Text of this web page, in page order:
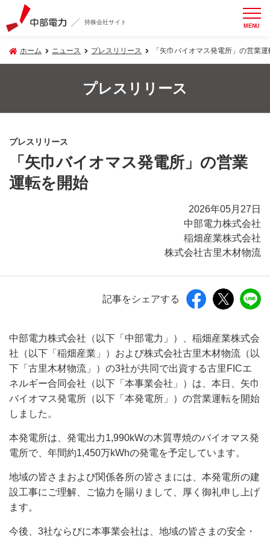
持株会社サイト MENU
ホーム ニュース プレスリリース 「矢巾バイオマス発電所」の営業
プレスリリース
プレスリリース
「矢巾バイオマス発電所」の営業
運転を開始
2026年05月27日
中部電力株式会社
稲畑産業株式会社
株式会社古里木材物流
記事をシェアする
中部電力株式会社（以下「中部電力」）、稲畑産業株式会
社（以下「稲畑産業」）および株式会社古里木材物流（以
下「古里木材物流」）の3社が共同で出資する古里FICエ
ネルギー合同会社（以下「本事業会社」）は、本日、矢巾
バイオマス発電所（以下「本発電所」）の営業運転を開始
しました。
本発電所は、発電出力1,990kWの木質専焼のバイオマス発
電所で、年間約1,450万kWhの発電を予定しています。
地域の皆さまおよび関係各所の皆さまには、本発電所の建
設工事にご理解、ご協力を賜りまして、厚く御礼申し上げ
ます。
今後、3社ならびに本事業会社は、地域の皆さまの安全・